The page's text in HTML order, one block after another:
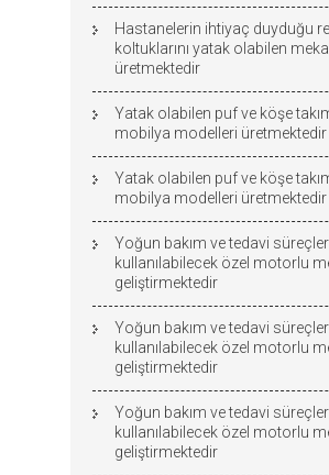
Hastanelerin ihtiyaç duyduğu
koltuklarını yatak olabilen
üretmektedir
Yatak olabilen puf ve köşe
mobilya modelleri üretmektedir
Yatak olabilen puf ve köşe
mobilya modelleri üretmektedir
Yoğun bakım ve tedavi
kullanılabilecek özel motorlu
geliştirmektedir
Yoğun bakım ve tedavi
kullanılabilecek özel motorlu
geliştirmektedir
Yoğun bakım ve tedavi
kullanılabilecek özel motorlu
geliştirmektedir